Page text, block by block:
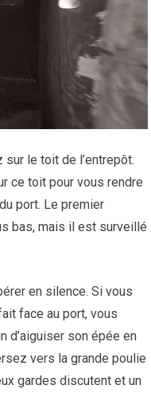
le toit de l’entrepôt.
ce toit pour vous rendre
port. Le premier
bas, mais il est surveillé
en silence. Si vous
face au port, vous
d’aiguiser son épée en
vers la grande poulie
gardes discutent et un